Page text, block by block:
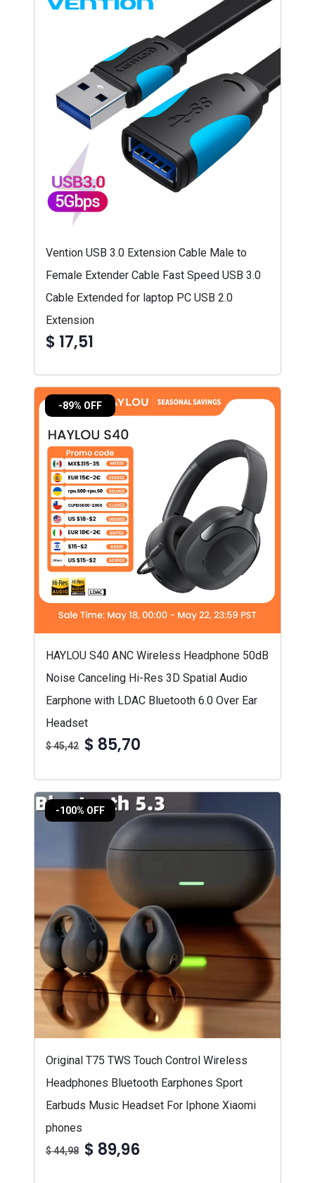
Vention USB 3.0 Extension Cable Male to
Female Extender Cable Fast Speed USB 3.0
Cable Extended for laptop PC USB 2.0
Extension
$ 17,51
-89% OFF
HAYLOU S40 ANC Wireless Headphone 50dB
Noise Canceling Hi-Res 3D Spatial Audio
Earphone with LDAC Bluetooth 6.0 Over Ear
Headset
$ 45,42 $ 85,70
-100% OFF
Original T75 TWS Touch Control Wireless
Headphones Bluetooth Earphones Sport
Earbuds Music Headset For Iphone Xiaomi
phones
$ 44,98 $ 89,96